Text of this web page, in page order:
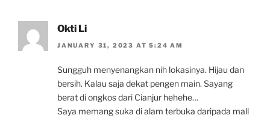
Okti Li
JANUARY 31, 2023 AT 5:24 AM
Sungguh menyenangkan nih lokasinya. Hijau dan
bersih. Kalau saja dekat pengen main. Sayang
berat di ongkos dari Cianjur hehehe…
Saya memang suka di alam terbuka daripada mall